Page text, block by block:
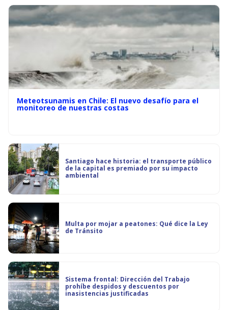
Meteotsunamis en Chile: El nuevo desafío para el
monitoreo de nuestras costas
Santiago hace historia: el transporte público
de la capital es premiado por su impacto
ambiental
Multa por mojar a peatones: Qué dice la Ley
de Tránsito
Sistema frontal: Dirección del Trabajo
prohíbe despidos y descuentos por
inasistencias justificadas